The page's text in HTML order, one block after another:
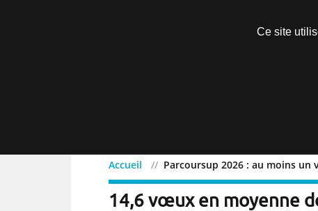
Accueil Parcoursup 2026 : au moins
Parcoursup 2026 : au
14,6 vœux en moyenne
Ce site